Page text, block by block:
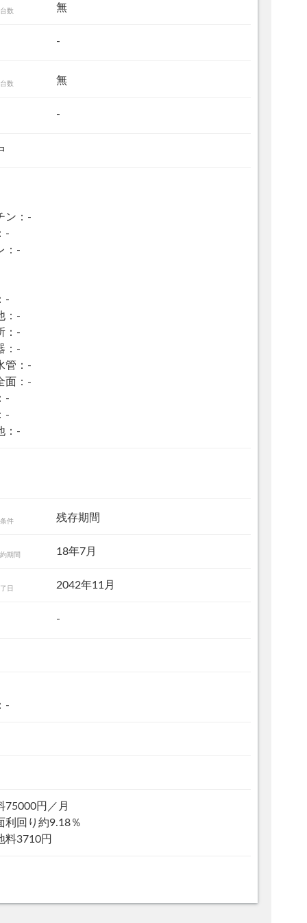
数 無
-
数 無
-
ン：-
-
：-
-
：-
：-
：-
管：-
面：-
-
-
：-
件 残存期間
期間 18年7月
日 2042年11月
-
-
75000円／月
利回り約9.18％
料3710円